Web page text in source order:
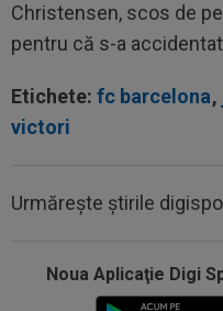
Christensen, scos de
pentru că s-a
Etichete: fc barcelona,
victori
Urmărește știrile
Noua Aplicaţie Digi
OFICIAL
Franco